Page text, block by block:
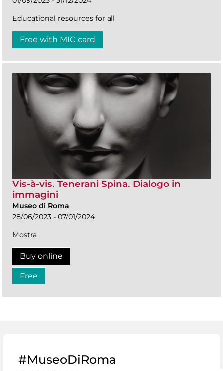
Educational resources for all
Free with MIC card
Vis-à-vis. Tenerani Spina. Dialogo in
immagini
Museo di Roma
28/06/2023 - 07/01/2024
Mostra
Buy online
Free
#MuseoDiRoma